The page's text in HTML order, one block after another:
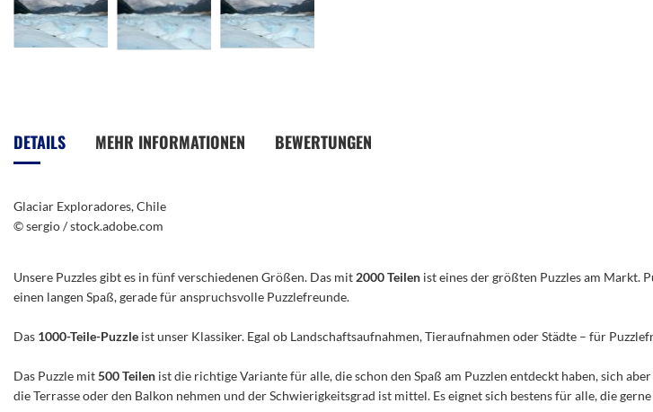
Bildergalerie
springen
DETAILS
Glaciar Exploradores, Chile
© sergio / stock.adobe.com
MEHR INFORMATIONEN BEWERTUNGEN
Unsere Puzzles gibt es in fünf verschiedenen Größen. Das mit 2000 Teilen ist eines der größten Puzzles am Markt.
einen langen Spaß, gerade für anspruchsvolle Puzzlefreunde.
Das 1000-Teile-Puzzle ist unser Klassiker. Egal ob Landschaftsaufnahmen, Tieraufnahmen oder Städte – für
Das Puzzle mit500 Teilen ist die richtige Variante für alle, die schon den Spaß am Puzzlen entdeckt haben, sich
die Terrasse oder den Balkon nehmen und der Schwierigkeitsgrad ist mittel. Es eignet sich bestens für alle, die